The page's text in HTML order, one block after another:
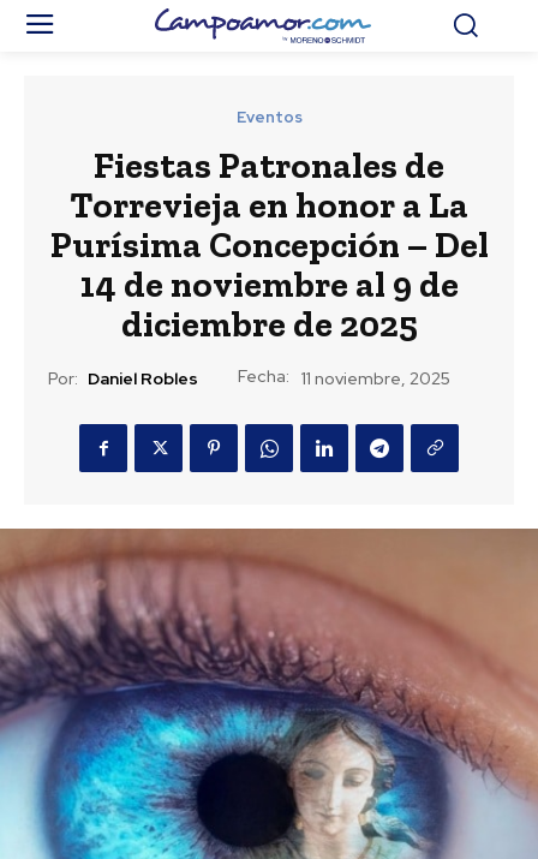
Eventos
Fiestas Patronales de
Torrevieja en honor a La
Purísima Concepción – Del
14 de noviembre al 9 de
diciembre de 2025
Por: Daniel Robles Fecha: 11 noviembre, 2025